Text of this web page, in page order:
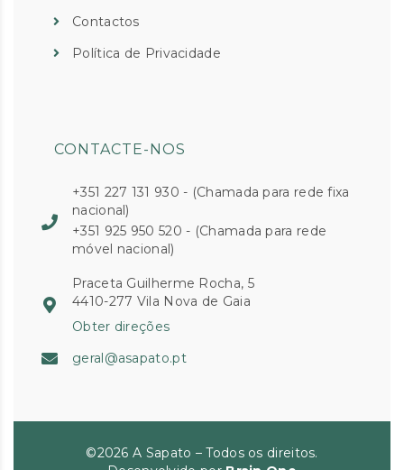
Contactos
Política de Privacidade
CONTACTE-NOS
+351 227 131 930 - (Chamada para rede fixa
nacional)
+351 925 950 520 - (Chamada para rede
móvel nacional)
Praceta Guilherme Rocha, 5
4410-277 Vila Nova de Gaia
Obter direções
geral@asapato.pt
©2026 A Sapato – Todos os direitos.